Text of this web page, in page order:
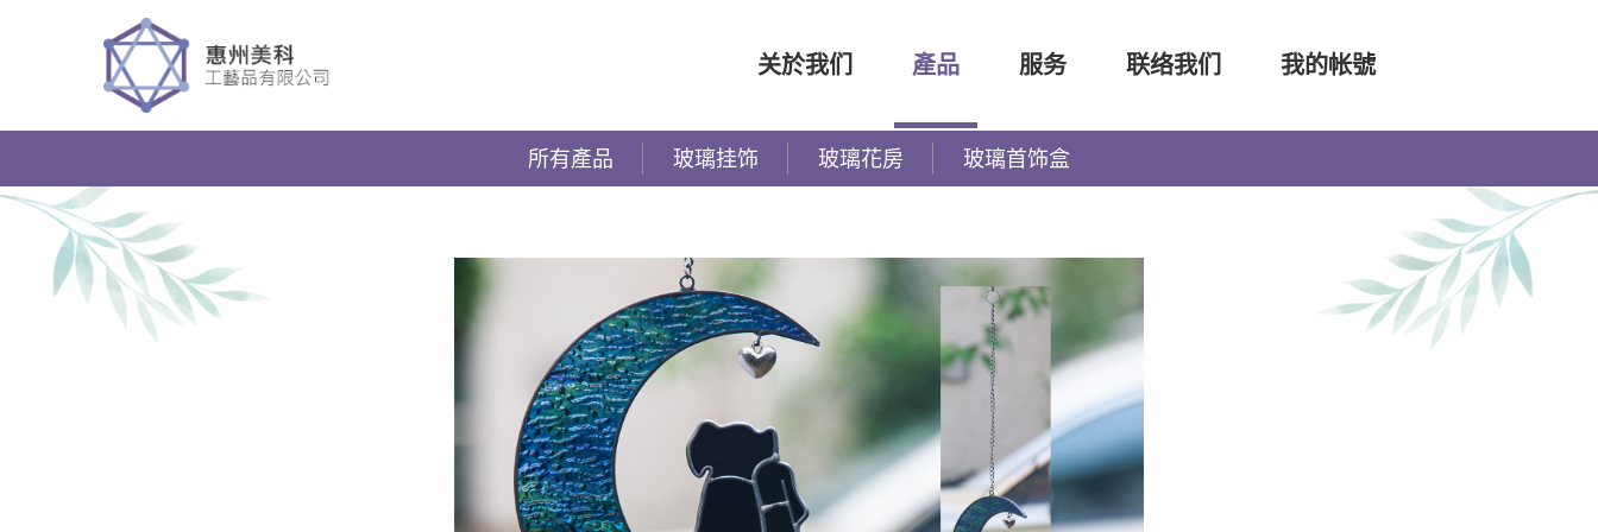
关於我们 產品 服务 联络我们 我的帐號
所有產品 玻璃挂饰 玻璃花房 玻璃首饰盒